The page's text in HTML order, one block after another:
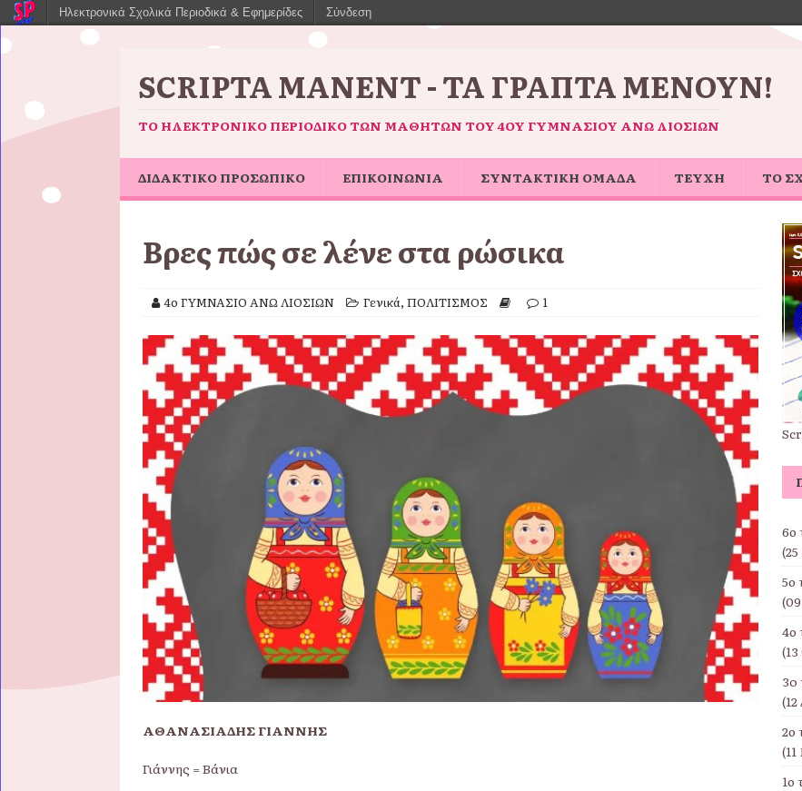
SCRIPTA MANENT - ΤΑ ΓΡΑΠΤΆ ΜΈΝΟΥΝ!
ΤΟ ΗΛΕΚΤΡΟΝΙΚΌ ΠΕΡΙΟΔΙΚΌ ΤΩΝ ΜΑΘΗΤΏΝ ΤΟΥ 4ΟΥ ΓΥΜΝΑΣΊΟΥ ΆΝΩ ΛΙΟΣΊΩΝ
ΔΙΔΑΚΤΙΚΟ ΠΡΟΣΩΠΙΚΟ ΕΠΙΚΟΙΝΩΝΙΑ ΣΥΝΤΑΚΤΙΚΗ ΟΜΑΔΑ ΤΕΥΧΗ ΤΟ
Βρες πώς σε λένε στα ρώσικα
4ο ΓΥΜΝΑΣΙΟ ΑΝΩ ΛΙΟΣΙΩΝ Γενικά, ΠΟΛΙΤΙΣΜΟΣ 1
ΑΘΑΝΑΣΙΑΔΗΣ ΓΙΑΝΝΗΣ
Γιάννης = Βάνια
6ο
5ο
4ο
3o
2ο
1ο
Ηλεκτρονικά Σχολικά Περιοδικά & Εφημερίδες Σύνδεση